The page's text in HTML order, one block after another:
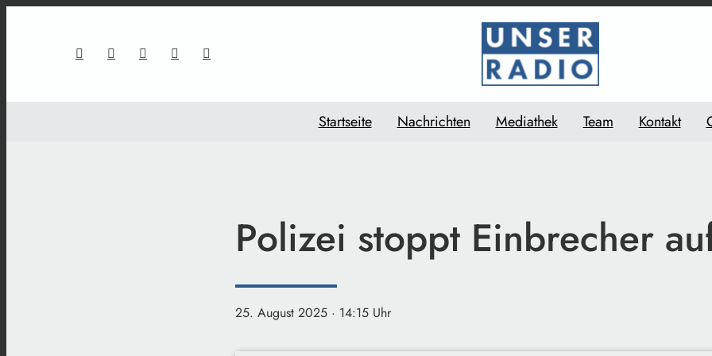
Startseite Nachrichten Mediathek Team Kontakt
Polizei stoppt Einbrecher
25. August 2025 · 14:15 Uhr